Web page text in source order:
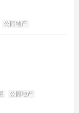
公园地产
公园地产